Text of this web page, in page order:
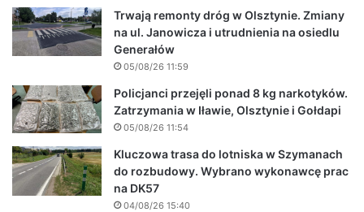
Trwają remonty dróg w Olsztynie. Zmiany
na ul. Janowicza i utrudnienia na osiedlu
Generałów
05/08/26 11:59
Policjanci przejęli ponad 8 kg narkotyków.
Zatrzymania w Iławie, Olsztynie i Gołdapi
05/08/26 11:54
Kluczowa trasa do lotniska w Szymanach
do rozbudowy. Wybrano wykonawcę prac
na DK57
04/08/26 15:40